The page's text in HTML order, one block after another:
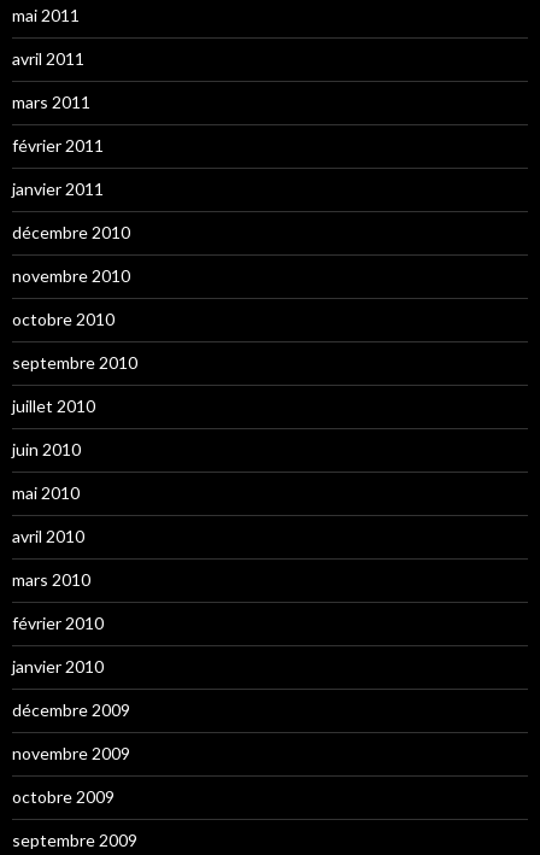
mai 2011
avril 2011
mars 2011
février 2011
janvier 2011
décembre 2010
novembre 2010
octobre 2010
septembre 2010
juillet 2010
juin 2010
mai 2010
avril 2010
mars 2010
février 2010
janvier 2010
décembre 2009
novembre 2009
octobre 2009
septembre 2009